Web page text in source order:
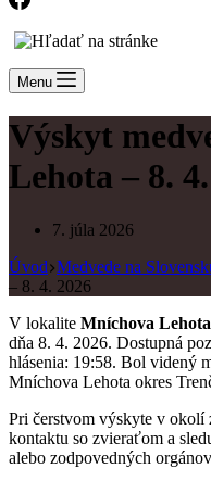
Menu
Výskyt
Lehota – 8.
7. júla 2026
Úvod Medvede na
– 8. 4. 2026
V lokalite Mníchova Lehota
dňa 8. 4. 2026. Dostupná
hlásenia: 19:58. Bol videný
Mníchova Lehota okres
Pri čerstvom výskyte v okolí
kontaktu so zvieraťom a
alebo zodpovedných